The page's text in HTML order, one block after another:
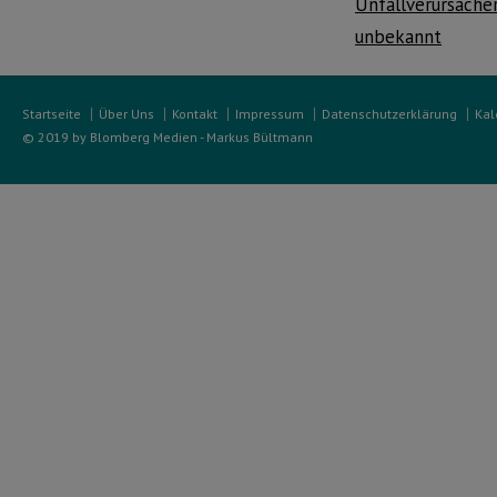
unbekannt
Startseite Über Uns Kontakt Impressum Datenschutzerklärung
© 2019 by Blomberg Medien - Markus Bültmann